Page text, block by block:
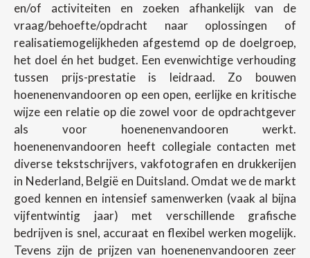
en/of activiteiten en zoeken afhankelijk van de
vraag/behoefte/opdracht naar oplossingen of
realisatiemogelijkheden afgestemd op de doelgroep,
het doel én het budget. Een evenwichtige verhouding
tussen prijs-prestatie is leidraad. Zo bouwen
hoenenenvandooren op een open, eerlijke en kritische
wijze een relatie op die zowel voor de opdrachtgever
als voor hoenenenvandooren werkt.
hoenenenvandooren heeft collegiale contacten met
diverse tekstschrijvers, vakfotografen en drukkerijen
in Nederland, België en Duitsland. Omdat we de markt
goed kennen en intensief samenwerken (vaak al bijna
vijfentwintig jaar) met verschillende grafische
bedrijven is snel, accuraat en flexibel werken mogelijk.
Tevens zijn de prijzen van hoenenenvandooren zeer